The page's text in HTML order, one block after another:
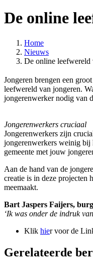
De online
Home
Nieuws
De online leefwereld
Jongeren brengen een
leefwereld van jongeren.
jongerenwerker nodig van
Jongerenwerkers cruciaal
Jongerenwerkers zijn
jongerenwerkers weinig bij
gemeente met jouw
Aan de hand van de
creatie is in deze projecten
meemaakt.
Bart Jaspers Faijers,
‘Ik was onder de indruk
Klik hier voor de
Gerelateerde